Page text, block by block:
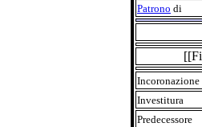
Patrono di
Incoronazione
Investitura
Predecessore